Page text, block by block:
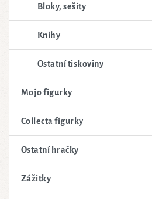
Bloky, sešity
Knihy
Ostatní tiskoviny
Mojo figurky
Collecta figurky
Ostatní hračky
Zážitky